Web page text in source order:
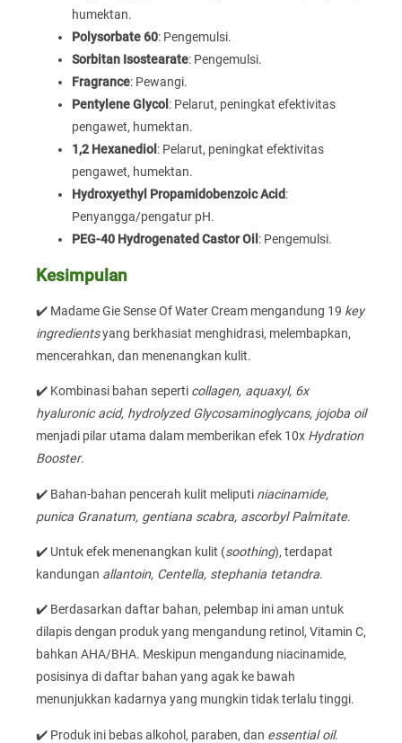
humektan.
Polysorbate 60: Pengemulsi.
Sorbitan Isostearate: Pengemulsi.
Fragrance: Pewangi.
Pentylene Glycol : Pelarut, peningkat efektivitas
pengawet, humektan.
1,2 Hexanediol : Pelarut, peningkat efektivitas
pengawet, humektan.
Hydroxyethyl Propamidobenzoic Acid:
Penyangga/pengatur pH.
PEG-40 Hydrogenated Castor Oil : Pengemulsi.
Kesimpulan
✔️ Madame Gie Sense Of Water Cream mengandung 19 key
ingredientsyang berkhasiat menghidrasi, melembapkan,
mencerahkan, dan menenangkan kulit.
✔️ Kombinasi bahan seperti collagen, aquaxyl, 6x
hyaluronic acid, hydrolyzed Glycosaminoglycans, jojoba oil
menjadi pilar utama dalam memberikan efek 10x Hydration
Booster.
✔️ Bahan-bahan pencerah kulit meliputi niacinamide,
punica Granatum, gentiana scabra, ascorbyl Palmitate.
✔️ Untuk efek menenangkan kulit (soothing), terdapat
kandungan allantoin, Centella, stephania tetandra.
✔️ Berdasarkan daftar bahan, pelembap ini aman untuk
dilapis dengan produk yang mengandung retinol, Vitamin C,
bahkan AHA/BHA. Meskipun mengandung niacinamide,
posisinya di daftar bahan yang agak ke bawah
menunjukkan kadarnya yang mungkin tidak terlalu tinggi.
✔️ Produk ini bebas alkohol, paraben, dan essential oil.